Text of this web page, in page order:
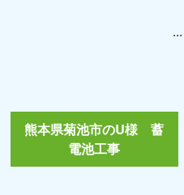
...
熊本県菊池市のU様 蓄
電池工事